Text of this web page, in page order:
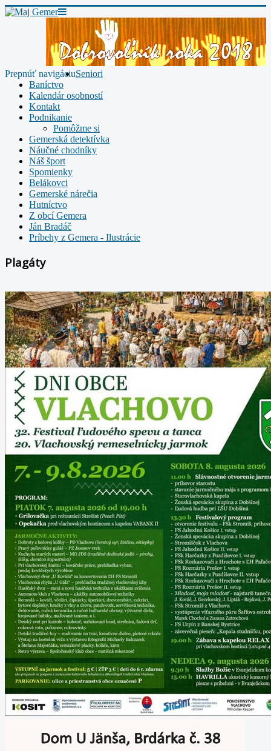
Prepnúť navigáciuSeniori
Baníctvo
Kalendár osobností
Kontakt
Podnikanie
Pomôžme si
Gemerská detektívka
Náučné chodníky
Náš šport
Spomienky
Belákovci
Gemerské nárečia
Hutníctvo
Z obcí Gemera
Ján Bradáč
Príbehy z Gemera - Ilustrácie
Plagáty